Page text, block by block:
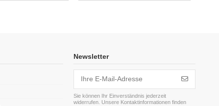
Newsletter
Sie können Ihr Einverständnis jederzeit
widerrufen. Unsere Kontaktinformationen finden